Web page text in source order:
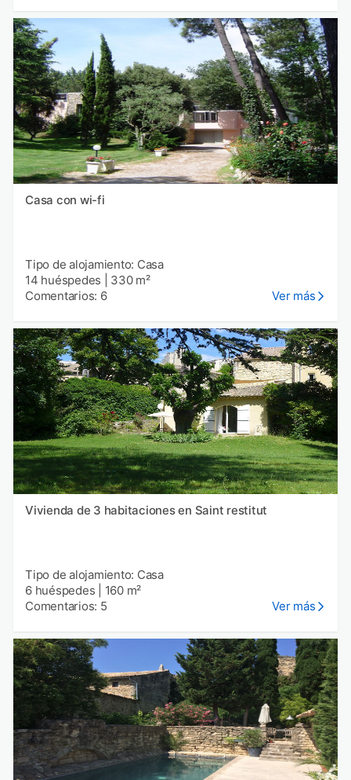
Casa con wi-fi
Tipo de alojamiento: Casa
14 huéspedes
330 m²
Comentarios: 6
Ver más
Vivienda de 3 habitaciones en Saint restitut
Tipo de alojamiento: Casa
6 huéspedes
160 m²
Comentarios: 5
Ver más